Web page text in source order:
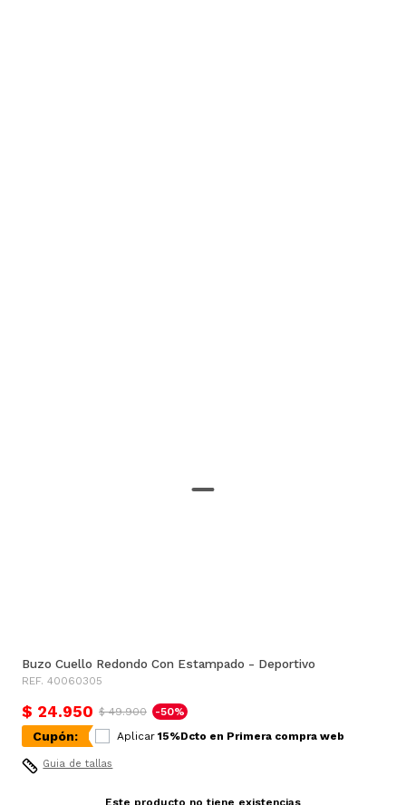
Buzo Cuello Redondo Con Estampado - Deportivo
REF. 40060305
$ 24.950 $ 49.900 -50%
Cupón: Aplicar 15%Dcto en Primera compra web
Guia de tallas